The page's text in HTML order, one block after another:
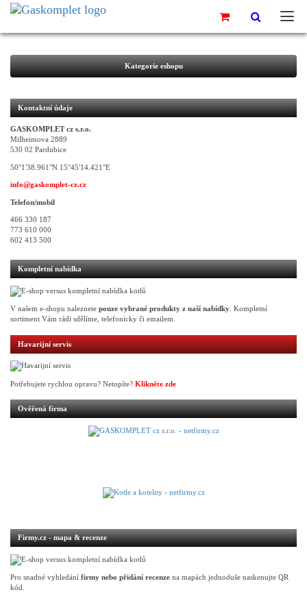
Kategorie eshopu
Kontaktní údaje
GASKOMPLET cz s.r.o.
Milheimova 2889
530 02 Pardubice
50°1'38.961"N 15°45'14.421"E
info@gaskomplet-cz.cz
Telefon/mobil
466 330 187
773 610 000
602 413 500
Kompletní nabídka
V našem e-shopu naleznete pouze vybrané produkty z naší nabídky . Kompletní
sortiment Vám rádi sdělíme, telefonicky či emailem.
Havarijní servis
Potřebujete rychlou opravu? Netopíte? Klikněte zde
Ověřená firma
Firmy.cz - mapa & recenze
Pro snadné vyhledání firmy nebo přidání recenze na mapách jednoduše naskenujte QR
kód.